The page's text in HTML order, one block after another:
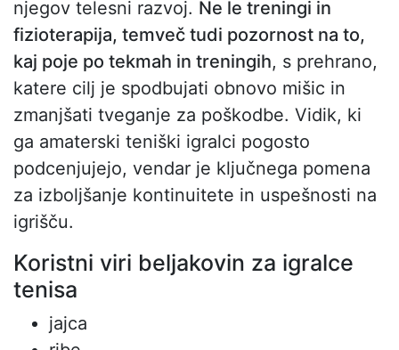
njegov telesni razvoj. Ne le treningi in
fizioterapija, temveč tudi pozornost na to,
kaj poje po tekmah in treningih, s prehrano,
katere cilj je spodbujati obnovo mišic in
zmanjšati tveganje za poškodbe. Vidik, ki
ga amaterski teniški igralci pogosto
podcenjujejo, vendar je ključnega pomena
za izboljšanje kontinuitete in uspešnosti na
igrišču.
Koristni viri beljakovin za igralce
tenisa
jajca